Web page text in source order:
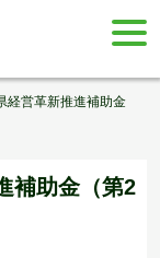
経営革新推進補助金
補助金（第2